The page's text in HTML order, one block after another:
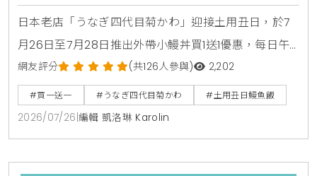
日本老店「うなぎ四代目菊かわ」迎接土用丑日，於7
月26日至7月28日推出外帶小鰻丼買1送1優惠，每日午
晚餐各限量15組。即日起至8月31日同步開賣「夏鰻雙
饗宴」特價2450元與全新單品冷筍沙拉，提供最道地
的日本夏日食補饗宴。
網友評分 (共126人參與) 2,202
#買一送一 #うなぎ四代目菊かわ #土用丑日鰻魚飯
2026/07/26 編輯 凱洛琳 Karolin